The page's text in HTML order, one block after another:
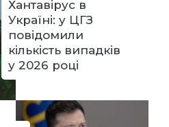
Хантавірус в
Україні: у ЦГЗ
повідомили
кількість випадків
у 2026 році